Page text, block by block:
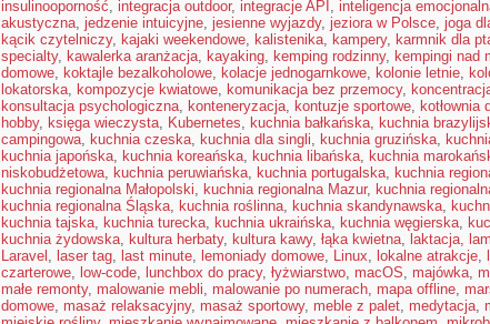
insulinooporność, integracja outdoor, integracje API , inteligencja
akustyczna, jedzenie intuicyjne, jesienne wyjazdy, jeziora w Polsce, joga
kącik czytelniczy, kajaki weekendowe, kalistenika, kampery, karmnik dla
specialty, kawalerka aranżacja, kayaking, kemping rodzinny, kempingi nad
domowe, koktajle bezalkoholowe, kolacje jednogarnkowe, kolonie letnie,
lokatorska, kompozycje kwiatowe, komunikacja bez przemocy,
konsultacja psychologiczna, konteneryzacja, kontuzje sportowe, kotłownia
hobby, księga wieczysta, Kubernetes, kuchnia bałkańska, kuchnia
campingowa, kuchnia czeska, kuchnia dla singli, kuchnia gruzińska,
kuchnia japońska, kuchnia koreańska, kuchnia libańska, kuchnia
niskobudżetowa, kuchnia peruwiańska, kuchnia portugalska, kuchnia
kuchnia regionalna Małopolski, kuchnia regionalna Mazur, kuchnia
kuchnia regionalna Śląska, kuchnia roślinna, kuchnia skandynawska,
kuchnia tajska, kuchnia turecka, kuchnia ukraińska, kuchnia węgierska,
kuchnia żydowska, kultura herbaty, kultura kawy, łąka kwietna, laktacja,
Laravel , laser tag, last minute, lemoniady domowe, Linux, lokalne atrakcje,
czarterowe, low-code, lunchbox do pracy, łyżwiarstwo, macOS, majówka,
małe remonty, malowanie mebli, malowanie po numerach, mapa offline,
domowe, masaż relaksacyjny, masaż sportowy, meble z palet, medytacja,